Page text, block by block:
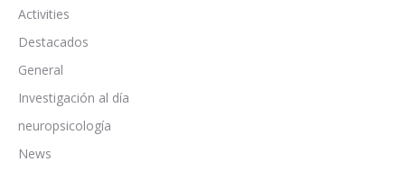
Activities
Destacados
General
Investigación al día
neuropsicología
News